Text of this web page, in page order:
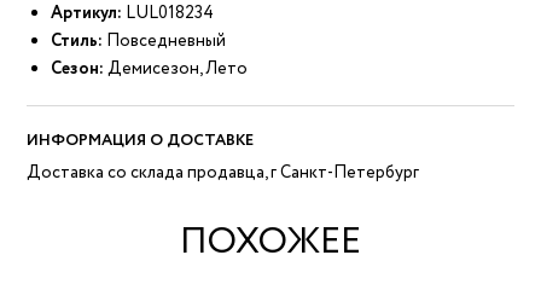
Артикул: LUL018234
Стиль: Повседневный
Сезон: Демисезон, Лето
ИНФОРМАЦИЯ О ДОСТАВКЕ
Доставка со склада продавца, г Санкт-Петербург
ПОХОЖЕЕ